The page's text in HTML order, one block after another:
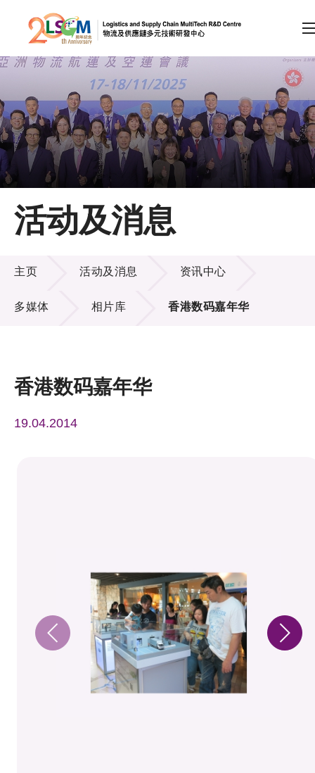
跳到内容（按回车键）
会员登录
A A EN 繁 简
主页
关于LSCM
技术商品化
项目及资助计划
活动及消息
活动及消息
活动及消息
主页 活动及消息 资讯中心
多媒体 相片库 香港数码嘉年华
香港数码嘉年华
19.04.2014